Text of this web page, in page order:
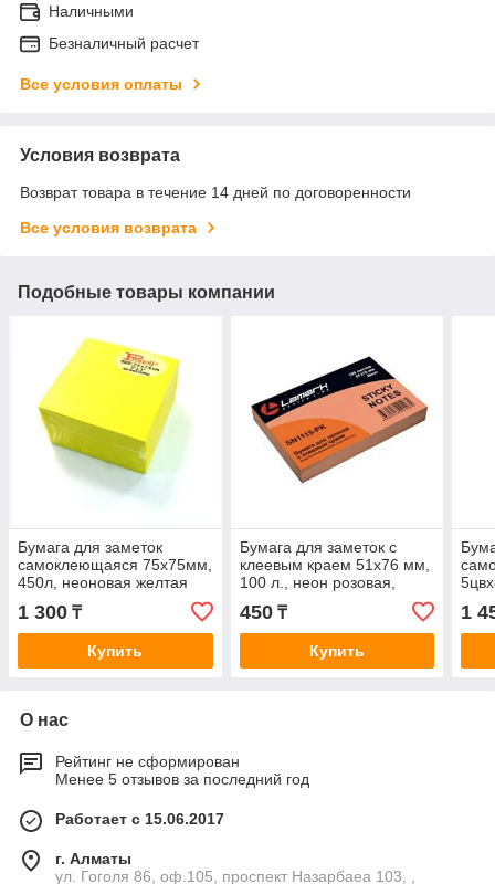
Наличными
Безналичный расчет
Все условия оплаты
Условия возврата
Возврат товара в течение 14 дней по договоренности
Все условия возврата
Подобные товары компании
Бумага для заметок
самоклеющаяся 75x75мм,
450л, неоновая желтая
1 300 ₸
Купить
Бумага для заметок с
клеевым краем 51x76 мм,
100 л., неон розовая,
Lamark
450₸
Купить
1
О нас
Рейтинг не сформирован
Менее 5 отзывов за последний год
Работает с 15.06.2017
г. Алматы
ул. Гоголя 86, оф.105, проспект Назарбаеа 103, ,